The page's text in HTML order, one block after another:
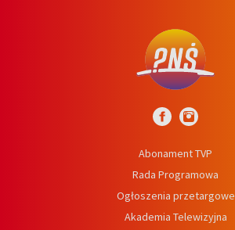
Abonament TVP
Rada Programowa
Ogłoszenia przetargowe
Akademia Telewizyjna